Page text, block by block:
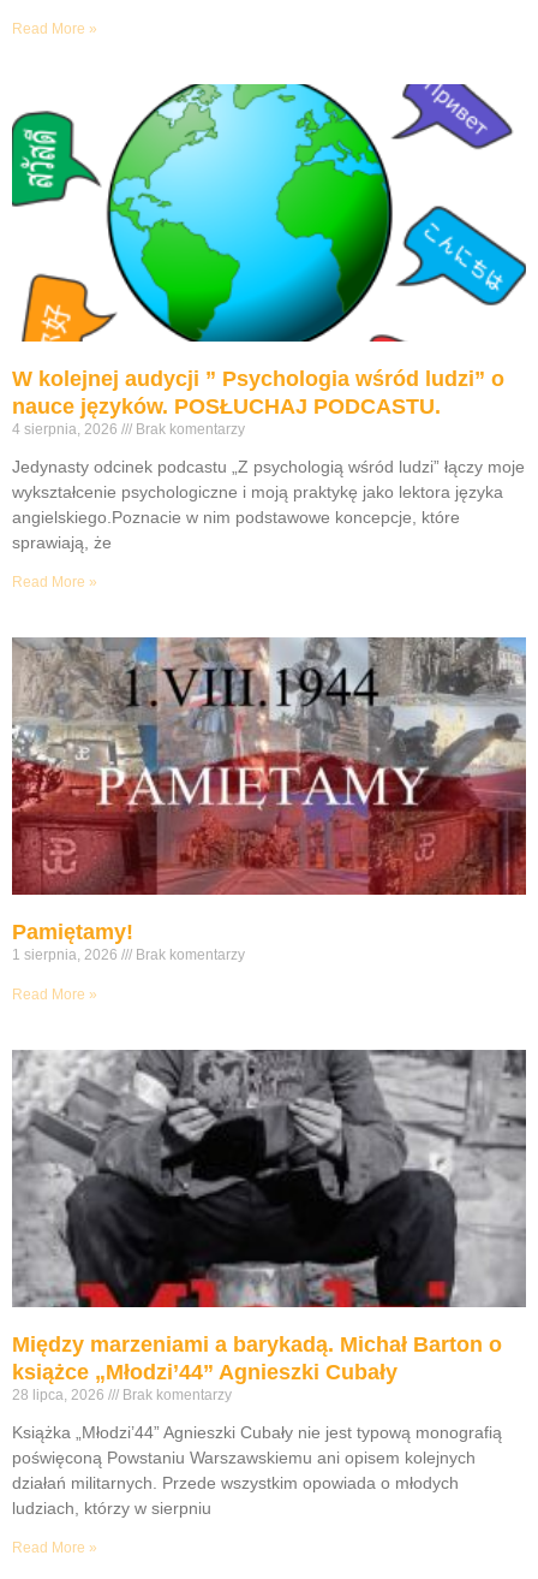
Read More »
W kolejnej audycji ” Psychologia wśród ludzi” o
nauce języków. POSŁUCHAJ PODCASTU.
4 sierpnia, 2026 Brak komentarzy
Jedynasty odcinek podcastu „Z psychologią wśród ludzi” łączy moje
wykształcenie psychologiczne i moją praktykę jako lektora języka
angielskiego.Poznacie w nim podstawowe koncepcje, które
sprawiają, że
Read More »
Pamiętamy!
1 sierpnia, 2026 Brak komentarzy
Read More »
Między marzeniami a barykadą. Michał Barton o
książce „Młodzi’44” Agnieszki Cubały
28 lipca, 2026 Brak komentarzy
Książka „Młodzi’44” Agnieszki Cubały nie jest typową monografią
poświęconą Powstaniu Warszawskiemu ani opisem kolejnych
działań militarnych. Przede wszystkim opowiada o młodych
ludziach, którzy w sierpniu
Read More »